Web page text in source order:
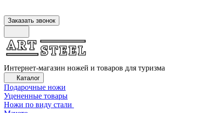
Заказать звонок
Интернет-магазин ножей и товаров для туризма
Каталог
Подарочные ножи
Уцененные товары
Ножи по виду стали